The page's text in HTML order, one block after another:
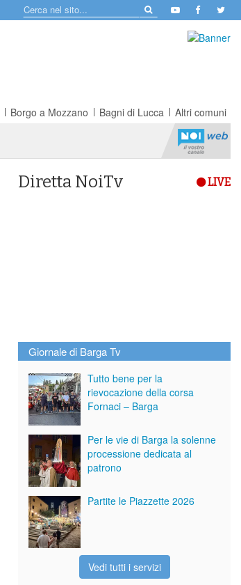
Borgo a Mozzano Bagni di Lucca Altri comuni
Diretta NoiTv LIVE
Giornale di Barga Tv
Tutto bene per la
rievocazione della corsa
Fornaci – Barga
Per le vie di Barga la solenne
processione dedicata al
patrono
Partite le Piazzette 2026
Vedi tutti i servizi